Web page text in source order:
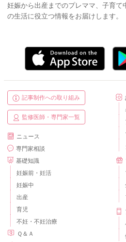
妊娠から出産までのプレママ、子育て
の生活に役立つ情報をお届けします。
記事制作への取り組み
監修医師・専門家一覧
ニュース
専門家相談
基礎知識
妊娠前・妊活
妊娠中
出産
育児
不妊・不妊治療
Ｑ＆Ａ